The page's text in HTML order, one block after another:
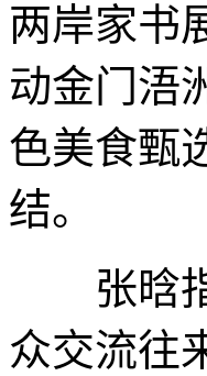
两岸家书
动金门浯
色美食甄
结。
张晗指
众交流往